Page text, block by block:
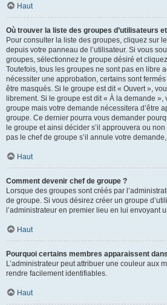
Haut
Où trouver la liste des groupes d’utilisateurs
Pour consulter la liste des groupes, cliquez sur
depuis votre panneau de l’utilisateur. Si vous
groupes, sélectionnez le groupe désiré et
Toutefois, tous les groupes ne sont pas en libre
nécessiter une approbation, certains sont fermés
être masqués. Si le groupe est dit « Ouvert »,
librement. Si le groupe est dit « À la demande
groupe mais votre demande nécessitera d’être
groupe. Ce dernier pourra vous demander
le groupe et ainsi décider s’il approuvera ou
pas le chef de groupe s’il annule votre
Haut
Comment devenir chef de groupe ?
Lorsque des groupes sont créés par
de groupe. Si vous désirez créer un groupe
l’administrateur en premier lieu en lui envoyant
Haut
Pourquoi certains membres apparaissent
L’administrateur peut attribuer une couleur aux
rendre facilement identifiables.
Haut